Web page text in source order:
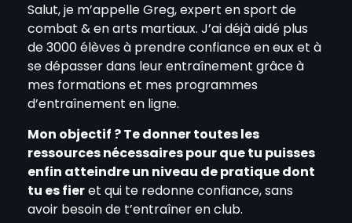
Salut, je m’appelle Greg, expert en sport de
combat & en arts martiaux. J’ai déjà aidé plus
de 3000 élèves à prendre confiance en eux et à
se dépasser dans leur entraînement grâce à
mes formations et mes programmes
d’entraînement en ligne.
Mon objectif ? Te donner toutes les
ressources nécessaires pour que tu puisses
enfin atteindre un niveau de pratique dont
tu es fieret qui te redonne confiance, sans
avoir besoin de t’entraîner en club.